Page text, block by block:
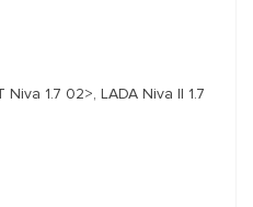
1.7 02>, LADA Niva II 1.7